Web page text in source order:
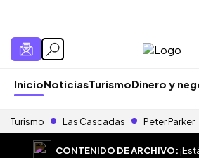
InicioNoticiasTurismoDinero y
Turismo Las Cascadas Peter Parker
CONTENIDO DE ARCHIVO: